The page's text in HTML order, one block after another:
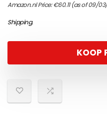
Amazon.nl Price:€60.11(as of 09/03/
Shipping.
KOOP